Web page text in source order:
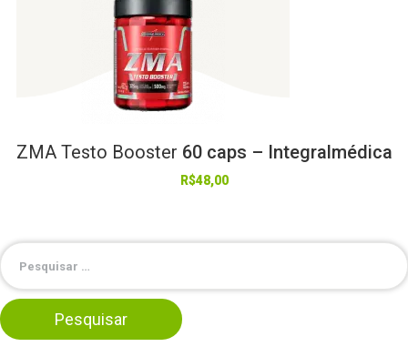
ZMA Testo Booster 60 caps – Integralmédica
R$48,00